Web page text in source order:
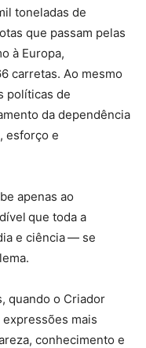
toneladas de
que passam pelas
à Europa,
carretas. Ao mesmo
políticas de
da dependência
esforço e
apenas ao
que toda a
e ciência — se
quando o Criador
expressões mais
conhecimento e